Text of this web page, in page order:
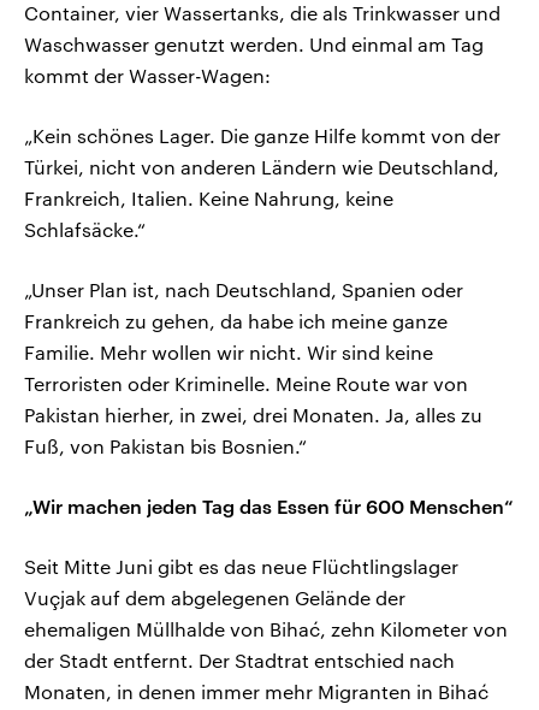
Container, vier Wassertanks, die als Trinkwasser und
Waschwasser genutzt werden. Und einmal am Tag
kommt der Wasser-Wagen:
„Kein schönes Lager. Die ganze Hilfe kommt von der
Türkei, nicht von anderen Ländern wie Deutschland,
Frankreich, Italien. Keine Nahrung, keine
Schlafsäcke.“
„Unser Plan ist, nach Deutschland, Spanien oder
Frankreich zu gehen, da habe ich meine ganze
Familie. Mehr wollen wir nicht. Wir sind keine
Terroristen oder Kriminelle. Meine Route war von
Pakistan hierher, in zwei, drei Monaten. Ja, alles zu
Fuß, von Pakistan bis Bosnien.“
„Wir machen jeden Tag das Essen für 600 Menschen“
Seit Mitte Juni gibt es das neue Flüchtlingslager
Vuçjak auf dem abgelegenen Gelände der
ehemaligen Müllhalde von Bihać, zehn Kilometer von
der Stadt entfernt. Der Stadtrat entschied nach
Monaten, in denen immer mehr Migranten in Bihać